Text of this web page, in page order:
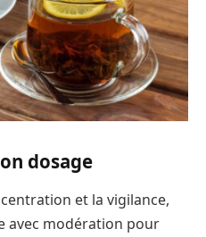
dosage
et la vigilance,
avec modération pour